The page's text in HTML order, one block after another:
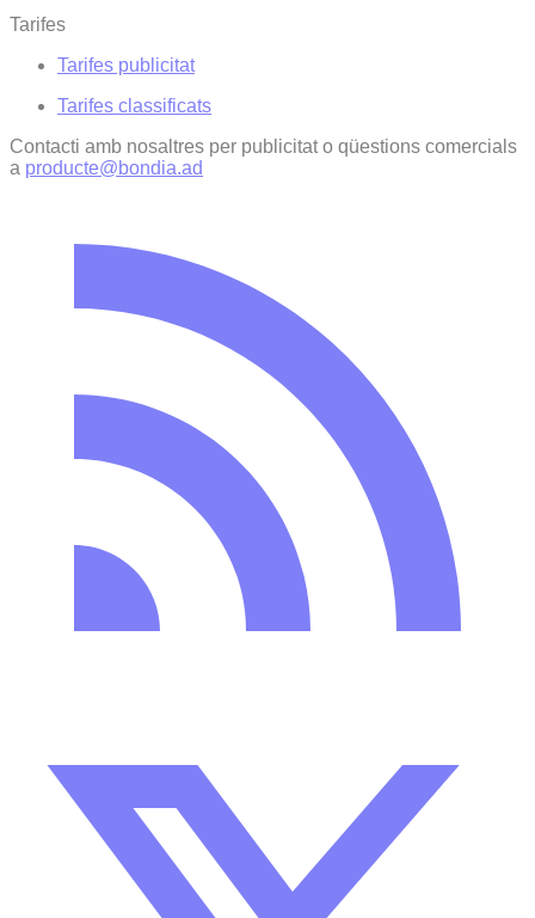
Tarifes
Tarifes publicitat
Tarifes classificats
Contacti amb nosaltres per publicitat o qüestions comercials
a producte@bondia.ad